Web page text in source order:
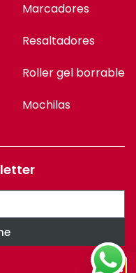
Marcadores
Resaltadores
Roller gel borrable
Mochilas